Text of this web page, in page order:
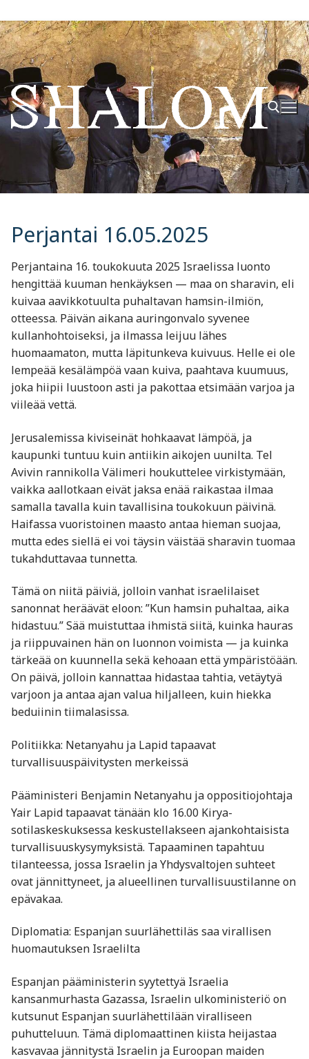
Hyppää
sisältöön
Hae:
Perjantai 16.05.2025
Perjantaina 16. toukokuuta 2025 Israelissa luonto
hengittää kuuman henkäyksen — maa on sharavin, eli
kuivaa aavikkotuulta puhaltavan hamsin-ilmiön,
otteessa. Päivän aikana auringonvalo syvenee
kullanhohtoiseksi, ja ilmassa leijuu lähes
huomaamaton, mutta läpitunkeva kuivuus. Helle ei ole
lempeää kesälämpöä vaan kuiva, paahtava kuumuus,
joka hiipii luustoon asti ja pakottaa etsimään varjoa ja
viileää vettä.
Jerusalemissa kiviseinät hohkaavat lämpöä, ja
kaupunki tuntuu kuin antiikin aikojen uunilta. Tel
Avivin rannikolla Välimeri houkuttelee virkistymään,
vaikka aallotkaan eivät jaksa enää raikastaa ilmaa
samalla tavalla kuin tavallisina toukokuun päivinä.
Haifassa vuoristoinen maasto antaa hieman suojaa,
mutta edes siellä ei voi täysin väistää sharavin tuomaa
tukahduttavaa tunnetta.
Tämä on niitä päiviä, jolloin vanhat israelilaiset
sanonnat heräävät eloon: ”Kun hamsin puhaltaa, aika
hidastuu.” Sää muistuttaa ihmistä siitä, kuinka hauras
ja riippuvainen hän on luonnon voimista — ja kuinka
tärkeää on kuunnella sekä kehoaan että ympäristöään.
On päivä, jolloin kannattaa hidastaa tahtia, vetäytyä
varjoon ja antaa ajan valua hiljalleen, kuin hiekka
beduiinin tiimalasissa.
Politiikka: Netanyahu ja Lapid tapaavat
turvallisuuspäivitysten merkeissä
Pääministeri Benjamin Netanyahu ja oppositiojohtaja
Yair Lapid tapaavat tänään klo 16.00 Kirya-
sotilaskeskuksessa keskustellakseen ajankohtaisista
turvallisuuskysymyksistä. Tapaaminen tapahtuu
tilanteessa, jossa Israelin ja Yhdysvaltojen suhteet
ovat jännittyneet, ja alueellinen turvallisuustilanne on
epävakaa.
Diplomatia: Espanjan suurlähettiläs saa virallisen
huomautuksen Israelilta
Espanjan pääministerin syytettyä Israelia
kansanmurhasta Gazassa, Israelin ulkoministeriö on
kutsunut Espanjan suurlähettilään viralliseen
puhutteluun. Tämä diplomaattinen kiista heijastaa
kasvavaa jännitystä Israelin ja Euroopan maiden